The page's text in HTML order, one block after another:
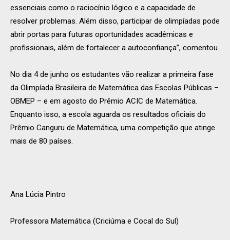
essenciais como o raciocínio lógico e a capacidade de
resolver problemas. Além disso, participar de olimpíadas pode
abrir portas para futuras oportunidades acadêmicas e
profissionais, além de fortalecer a autoconfiança”, comentou.
No dia 4 de junho os estudantes vão realizar a primeira fase
da Olimpíada Brasileira de Matemática das Escolas Públicas –
OBMEP – e em agosto do Prêmio ACIC de Matemática.
Enquanto isso, a escola aguarda os resultados oficiais do
Prêmio Canguru de Matemática, uma competição que atinge
mais de 80 países.
Ana Lúcia Pintro
Professora Matemática (Criciúma e Cocal do Sul)